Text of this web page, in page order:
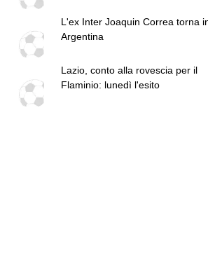
L'ex Inter Joaquin Correa torna
Argentina
Lazio, conto alla rovescia per il
Flaminio: lunedì l'esito